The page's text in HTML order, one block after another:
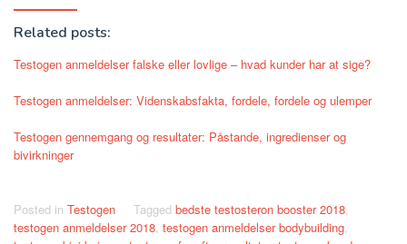
Related posts:
Testogen anmeldelser falske eller lovlige – hvad kunder har at sige?
Testogen anmeldelser: Videnskabsfakta, fordele, fordele og ulemper
Testogen gennemgang og resultater: Påstande, ingredienser og
bivirkninger
Posted in Testogen Tagged bedste testosteron booster 2018
testogen anmeldelser 2018 testogen anmeldelser bodybuilding